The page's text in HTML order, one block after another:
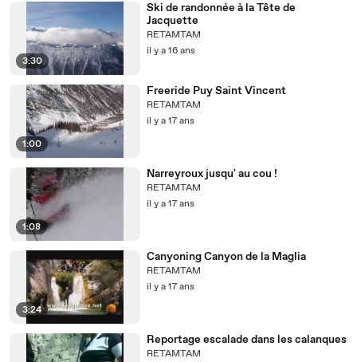
3:30
Ski de randonnée à la Tête de
Jacquette
RETAMTAM
il y a 16 ans
1:00
Freeride Puy Saint Vincent
RETAMTAM
il y a 17 ans
1:08
Narreyroux jusqu' au cou !
RETAMTAM
il y a 17 ans
3:24
Canyoning Canyon de la Maglia
RETAMTAM
il y a 17 ans
Reportage escalade dans les calanques
RETAMTAM